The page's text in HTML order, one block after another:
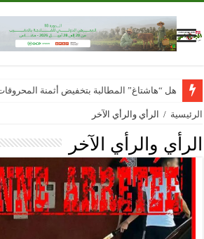
هل “هاشتاغ” المطالبة بتخفيض أثمنة
الرئيسية / الرأي والرأي الآخر
الرأي والرأي الآخر